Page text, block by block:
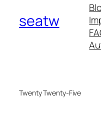
seatw
Twenty Twenty-Five